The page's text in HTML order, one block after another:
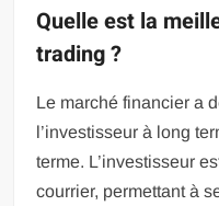
Quelle est la
trading ?
Le marché financier a
l’investisseur à long
terme. L’investisseur
courrier, permettant à